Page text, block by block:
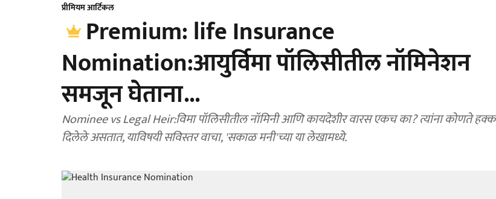
प्रीमियम आर्टिकल
Premium: life Insurance
Nomination:आयुर्विमा पॉलिसीतील नॉमिनेशन
समजून घेताना...
Nominee vs Legal Heir:विमा पॉलिसीतील नॉमिनी आणि कायदेशीर वारस एकच का? त्यांना कोणते हक्क
दिलेले असतात, याविषयी सविस्तर वाचा, 'सकाळ मनी'च्या या लेखामध्ये.